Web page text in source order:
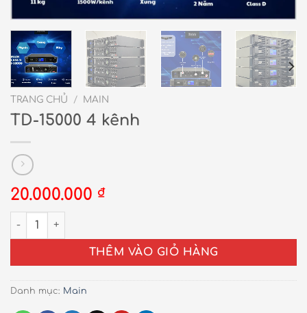
TRANG CHỦ / MAIN
TD-15000 4 kênh
20.000.000 ₫
TD-15000 4 kênh số lượng
THÊM VÀO GIỎ HÀNG
Danh mục: Main